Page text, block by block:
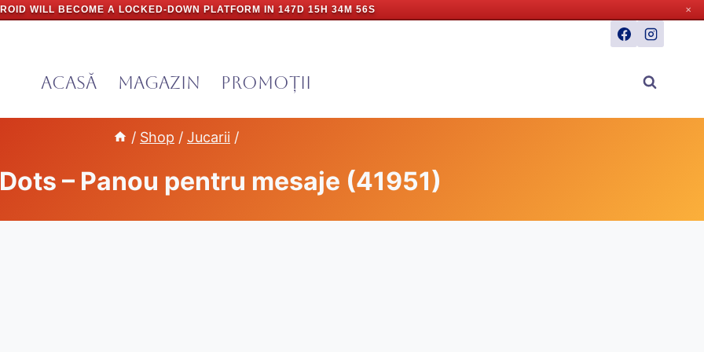
WILL BECOME A LOCKED-DOWN PLATFORM IN 147D 15H 34M 55S ✕
Acasă Magazin PROMOȚII
/ Shop / Jucarii /
Dots – Panou pentru mesaje (41951)